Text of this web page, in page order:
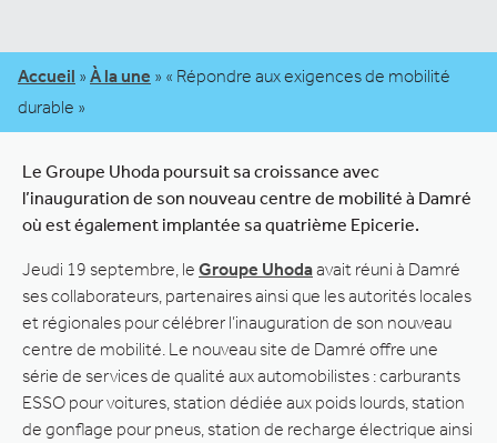
Accueil » À la une » « Répondre aux exigences de mobilité
durable »
Le Groupe Uhoda poursuit sa croissance avec
l’inauguration de son nouveau centre de mobilité à Damré
où est également implantée sa quatrième Epicerie.
Jeudi 19 septembre, le Groupe Uhodaavait réuni à Damré
ses collaborateurs, partenaires ainsi que les autorités locales
et régionales pour célébrer l’inauguration de son nouveau
centre de mobilité. Le nouveau site de Damré offre une
série de services de qualité aux automobilistes : carburants
ESSO pour voitures, station dédiée aux poids lourds, station
de gonflage pour pneus, station de recharge électrique ainsi